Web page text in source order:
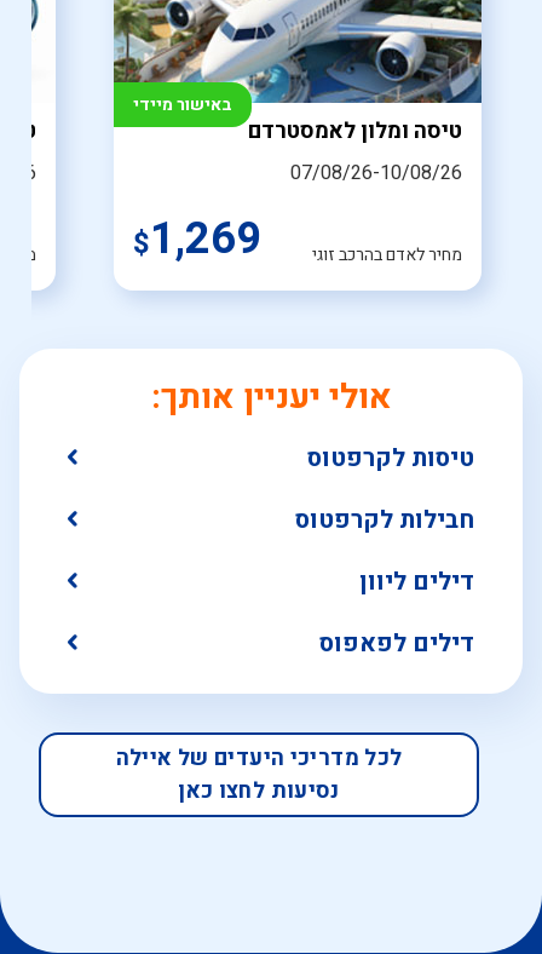
טיסה ומלון לאמסטרדם
07/08/26-10/08/26
$1,269
באישור מיידי
מחיר לאדם בהרכב זוגי
26
אולי יעניין אותך:
טיסות לקרפטוס
חבילות לקרפטוס
דילים ליוון
דילים לפאפוס
לכל מדריכי היעדים של איילה
נסיעות לחצו כאן